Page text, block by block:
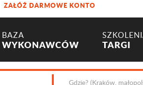
ZAŁÓŻ DARMOWE KONTO
BAZA
WYKONAWCÓW TARGI